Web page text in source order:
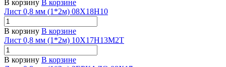
В корзину В корзине
Лист 0,8 мм (1*2м) 08Х18Н10
В корзину В корзине
Лист 0,8 мм (1*2м) 10Х17Н13М2Т
В корзину В корзине